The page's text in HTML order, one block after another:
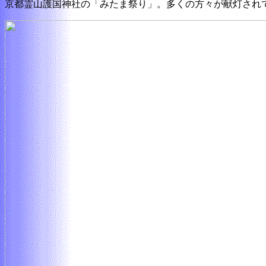
京都霊山護国神社の「みたま祭り」。多くの方々が献灯され